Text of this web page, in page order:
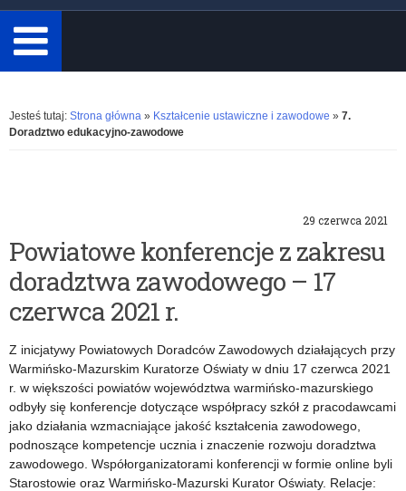
minimum
3
znaki.
Rozwiń
Jesteś tutaj: Strona główna » Kształcenie ustawiczne i zawodowe » 7.
Doradztwo edukacyjno-zawodowe
a
t
e
g
o
r
29 czerwca 2021
Powiatowe konferencje z zakresu
doradztwa zawodowego – 17
czerwca 2021 r.
Z inicjatywy Powiatowych Doradców Zawodowych działających przy
Warmińsko-Mazurskim Kuratorze Oświaty w dniu 17 czerwca 2021
r. w większości powiatów województwa warmińsko-mazurskiego
odbyły się konferencje dotyczące współpracy szkół z pracodawcami
jako działania wzmacniające jakość kształcenia zawodowego,
podnoszące kompetencje ucznia i znaczenie rozwoju doradztwa
zawodowego. Współorganizatorami konferencji w formie online byli
Starostowie oraz Warmińsko-Mazurski Kurator Oświaty. Relacje: